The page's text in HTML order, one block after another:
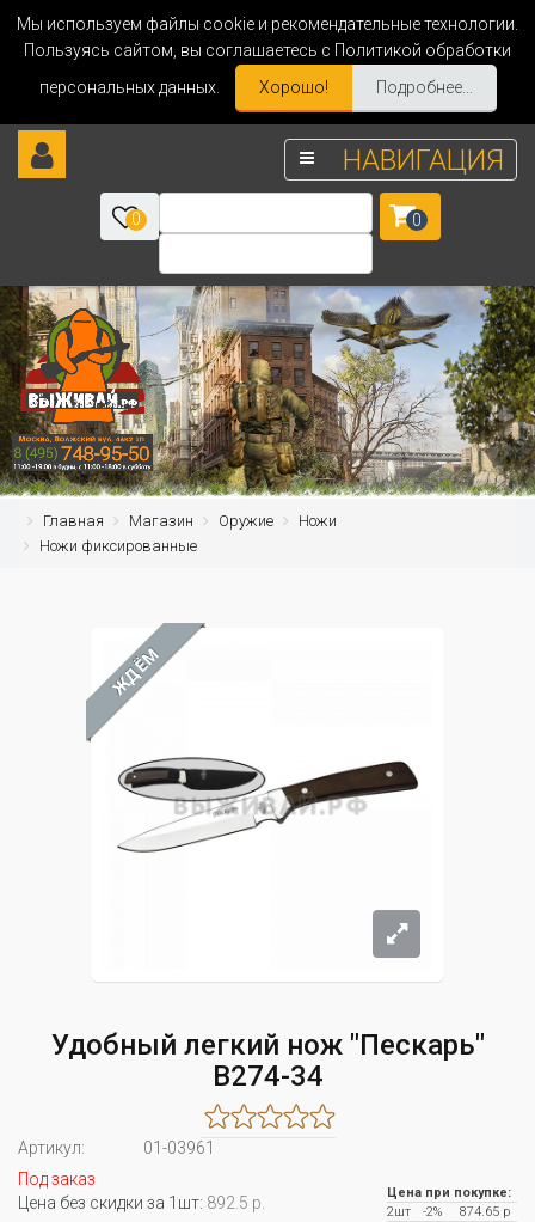
Мы используем файлы cookie и рекомендательные технологии.
Пользуясь сайтом, вы соглашаетесь с Политикой обработки
персональных данных.
Хорошо! Подробнее...
НАВИГАЦИЯ
0 0
Главная Магазин Оружие
Ножи
Ножи фиксированные
ЖДЁМ
Удобный легкий нож "Пескарь"
B274-34
Артикул:
01-03961
Под заказ
Цена без скидки за 1шт: 892.5 р.
Цена при покупке:
2шт
-2%
874.65 р